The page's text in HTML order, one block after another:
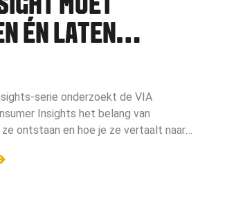
MOET
ÉN LATEN
serie onderzoekt de VIA
Insights het belang van
ontstaan en hoe je ze vertaalt naar
en communicatiestrateeg.